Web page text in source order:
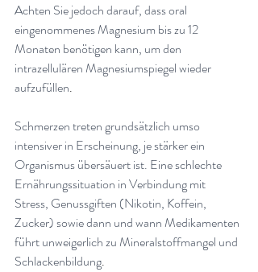
Achten Sie jedoch darauf, dass oral
eingenommenes Magnesium bis zu 12
Monaten benötigen kann, um den
intrazellulären Magnesiumspiegel wieder
aufzufüllen.
Schmerzen treten grundsätzlich umso
intensiver in Erscheinung, je stärker ein
Organismus übersäuert ist. Eine schlechte
Ernährungssituation in Verbindung mit
Stress, Genussgiften (Nikotin, Koffein,
Zucker) sowie dann und wann Medikamenten
führt unweigerlich zu Mineralstoffmangel und
Schlackenbildung.